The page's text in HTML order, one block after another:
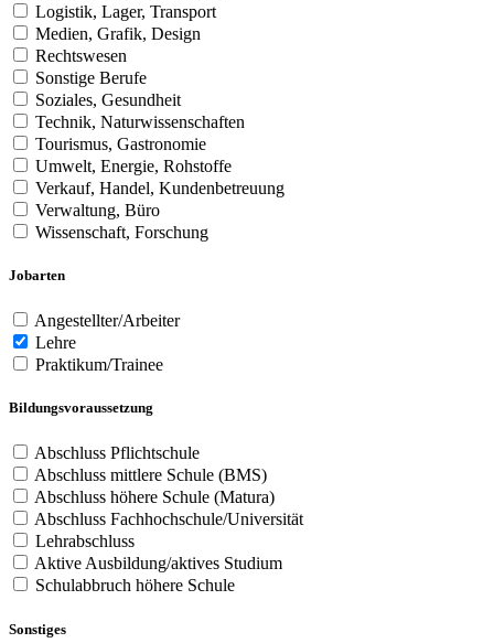
Logistik, Lager, Transport
Medien, Grafik, Design
Rechtswesen
Sonstige Berufe
Soziales, Gesundheit
Technik, Naturwissenschaften
Tourismus, Gastronomie
Umwelt, Energie, Rohstoffe
Verkauf, Handel, Kundenbetreuung
Verwaltung, Büro
Wissenschaft, Forschung
Jobarten
Angestellter/Arbeiter
Lehre
Praktikum/Trainee
Bildungsvoraussetzung
Abschluss Pflichtschule
Abschluss mittlere Schule (BMS)
Abschluss höhere Schule (Matura)
Abschluss Fachhochschule/Universität
Lehrabschluss
Aktive Ausbildung/aktives Studium
Schulabbruch höhere Schule
Sonstiges